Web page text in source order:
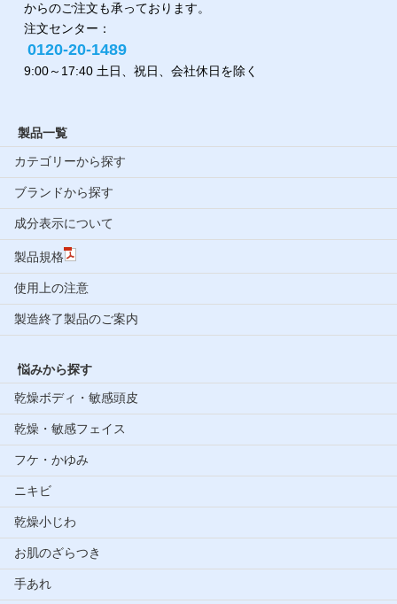
からのご注文も承っております。
注文センター：
0120-20-1489
9:00～17:40 土日、祝日、会社休日を除く
製品一覧
カテゴリーから探す
ブランドから探す
成分表示について
製品規格
使用上の注意
製造終了製品のご案内
悩みから探す
乾燥ボディ・敏感頭皮
乾燥・敏感フェイス
フケ・かゆみ
ニキビ
乾燥小じわ
お肌のざらつき
手あれ